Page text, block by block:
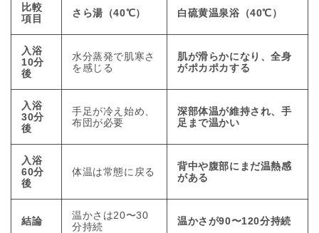
比較
項目
さら湯（40℃） 白硫黄温泉浴（40℃）
入浴
10分
後
水分蒸発で肌寒さ
を感じる
肌が滑らかになり、全身
がポカポカする
入浴
30分
後
手足が冷え始め、
布団が必要
深部体温が維持され、手
足まで温かい
入浴
60分
後
体温は常態に戻る
背中や腹部にまだ温熱感
がある
結論
温かさは20〜30
分持続
温かさが90〜120分持続